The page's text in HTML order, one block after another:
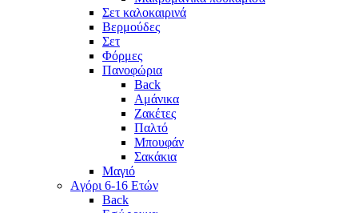
Σετ καλοκαιρινά
Βερμούδες
Σετ
Φόρμες
Πανοφώρια
Back
Αμάνικα
Ζακέτες
Παλτό
Μπουφάν
Σακάκια
Μαγιό
Aγόρι 6-16 Ετών
Back